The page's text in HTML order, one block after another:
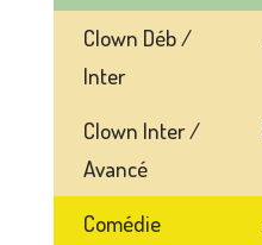
Clown Déb /
Inter
Clown Inter /
Avancé
Comédie